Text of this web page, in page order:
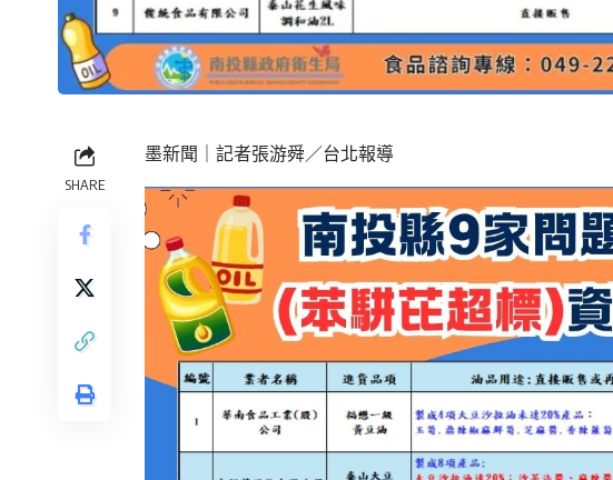
SHARE
墨新聞 ｜記者張游舜／台北報導